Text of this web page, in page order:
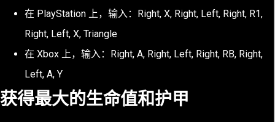
在 PlayStation 上，输入：Right, X, Right, Left, Right, R1,
Right, Left, X, Triangle
在 Xbox 上，输入：Right, A, Right, Left, Right, RB, Right,
Left, A, Y
获得最大的生命值和护甲